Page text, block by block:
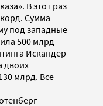
В этот раз
Сумма
под западные
500 млрд
Искандер
двоих
млрд. Все